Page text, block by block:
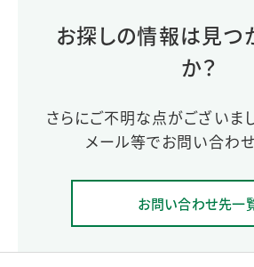
お探しの情報は見つ
か？
さらにご不明な点がございまし
メール等でお問い合わ
お問い合わせ先一